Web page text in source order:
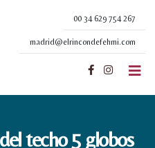
00 34 629 754 267
madrid@elrincondefehmi.com
techo 5 globos